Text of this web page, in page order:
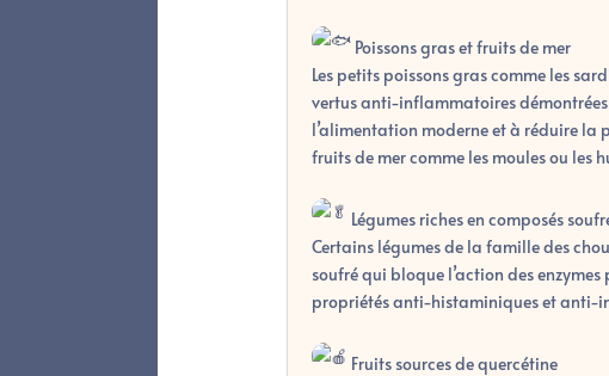
Poissons gras et fruits de mer
Les petits poissons gras comme les
vertus anti-inflammatoires
l’alimentation moderne et à réduire
fruits de mer comme les moules ou les
Légumes riches en composés
Certains légumes de la famille des
soufré qui bloque l’action des
propriétés anti-histaminiques et
Fruits sources de quercétine